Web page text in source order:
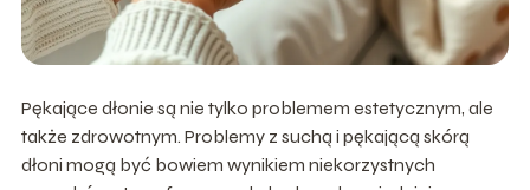
Pękające dłonie są nie tylko problemem estetycznym, ale
także zdrowotnym. Problemy z suchą i pękającą skórą
dłoni mogą być bowiem wynikiem niekorzystnych